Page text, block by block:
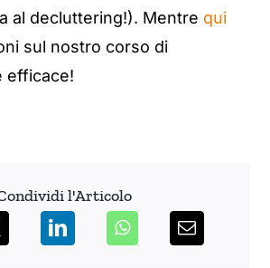
al decluttering!). Mentre qui
sul nostro corso di
efficace!
l'Articolo